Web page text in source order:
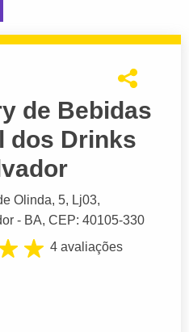
de Bebidas
dos Drinks
Olinda, 5, Lj03,
- BA, CEP: 40105-330
4 avaliações